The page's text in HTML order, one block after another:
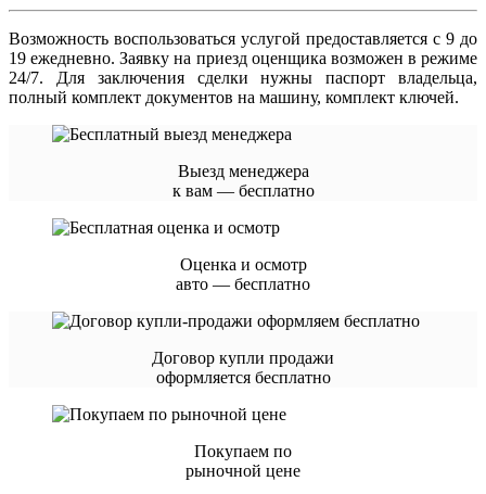
Возможность воспользоваться услугой предоставляется с 9 до
19 ежедневно. Заявку на приезд оценщика возможен в режиме
24/7. Для заключения сделки нужны паспорт владельца,
полный комплект документов на машину, комплект ключей.
Выезд менеджера
к вам — бесплатно
Оценка и осмотр
авто — бесплатно
Договор купли продажи
оформляется бесплатно
Покупаем по
рыночной цене